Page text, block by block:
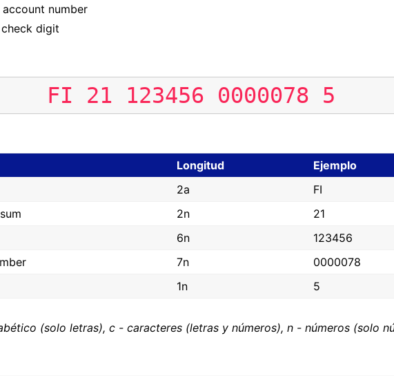
number
digit
FI 21 123456 0000078 5
Longitud
Ejemplo
2a
FI
2n
21
6n
123456
7n
0000078
1n 5
(solo letras), c - caracteres (letras y números), n - números (solo